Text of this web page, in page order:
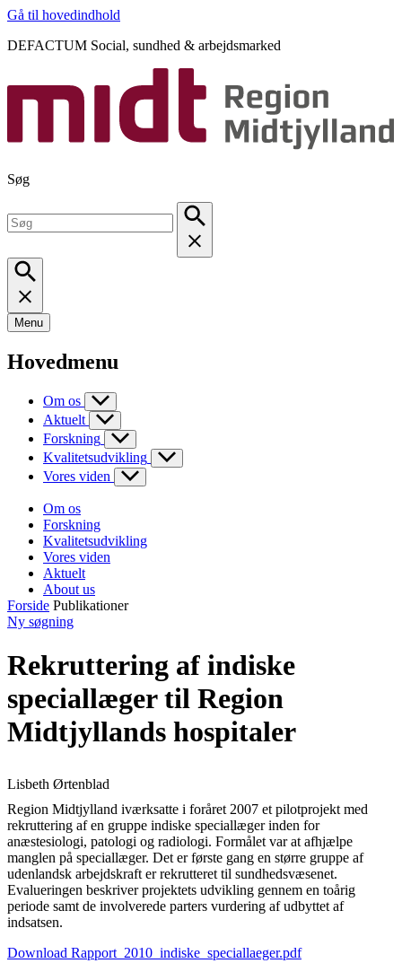
Gå til hovedindhold
DEFACTUM Social, sundhed & arbejdsmarked
Søg
Menu
Hovedmenu
Om os
Aktuelt
Forskning
Kvalitetsudvikling
Vores viden
Om os
Forskning
Kvalitetsudvikling
Vores viden
Aktuelt
About us
Forside Publikationer
Ny søgning
Rekruttering af indiske
speciallæger til Region
Midtjyllands hospitaler
Lisbeth Ørtenblad
Region Midtjylland iværksatte i foråret 2007 et pilotprojekt med
rekruttering af en gruppe indiske speciallæger inden for
anæstesiologi, patologi og radiologi. Formålet var at afhjælpe
manglen på speciallæger. Det er første gang en større gruppe af
udenlandsk arbejdskraft er rekrutteret til sundhedsvæsenet.
Evalueringen beskriver projektets udvikling gennem en toårig
periode samt de involverede parters vurdering af udbyttet af
indsatsen.
Download Rapport_2010_indiske_speciallaeger.pdf